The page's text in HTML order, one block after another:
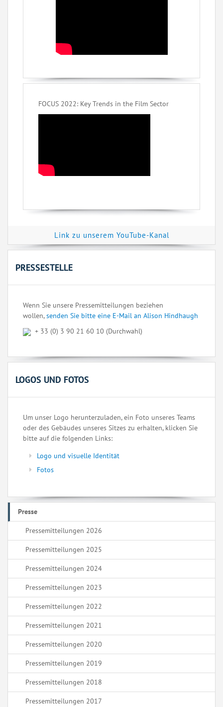
FOCUS 2022: Key Trends in the Film Sector
Link zu unserem YouTube-Kanal
PRESSESTELLE
Wenn Sie unsere Pressemitteilungen beziehen
wollen,senden Sie bitte eine E-Mail an Alison Hindhaugh
+ 33 (0) 3 90 21 60 10 (Durchwahl)
LOGOS UND FOTOS
Um unser Logo herunterzuladen, ein Foto unseres Teams
oder des Gebäudes unseres Sitzes zu erhalten, klicken Sie
bitte auf die folgenden Links:
Logo und visuelle Identität
Fotos
Presse
Pressemitteilungen 2026
Pressemitteilungen 2025
Pressemitteilungen 2024
Pressemitteilungen 2023
Pressemitteilungen 2022
Pressemitteilungen 2021
Pressemitteilungen 2020
Pressemitteilungen 2019
Pressemitteilungen 2018
Pressemitteilungen 2017